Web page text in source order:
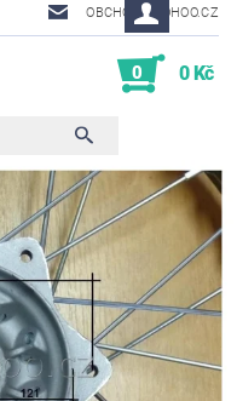
OBCHOD@SOHOO.CZ
0 0 Kč